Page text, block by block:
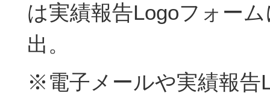
は実績報告Logoフォー
出。
※電子メールや実績報告